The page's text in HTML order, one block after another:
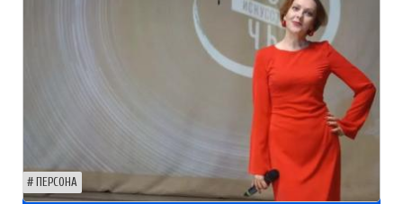
ПЕРСОНА